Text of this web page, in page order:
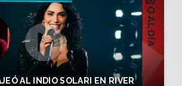
AL INDIO SOLARI EN RIVER